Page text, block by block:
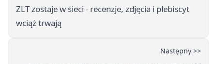
ZLT zostaje w sieci - recenzje, zdjęcia i plebiscyt
wciąż trwają
Następny >>